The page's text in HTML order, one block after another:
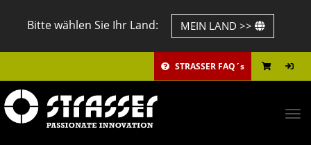
Bitte wählen Sie Ihr Land: MEIN LAND >>
STRASSER FAQ´s